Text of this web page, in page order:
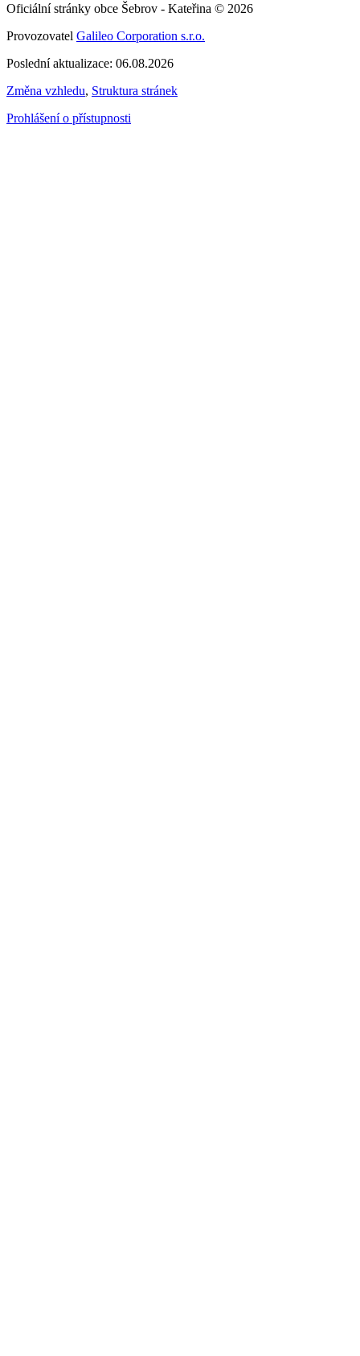
Oficiální stránky obce Šebrov - Kateřina © 2026
Provozovatel Galileo Corporation s.r.o.
Poslední aktualizace: 06.08.2026
Změna vzhledu, Struktura stránek
Prohlášení o přístupnosti